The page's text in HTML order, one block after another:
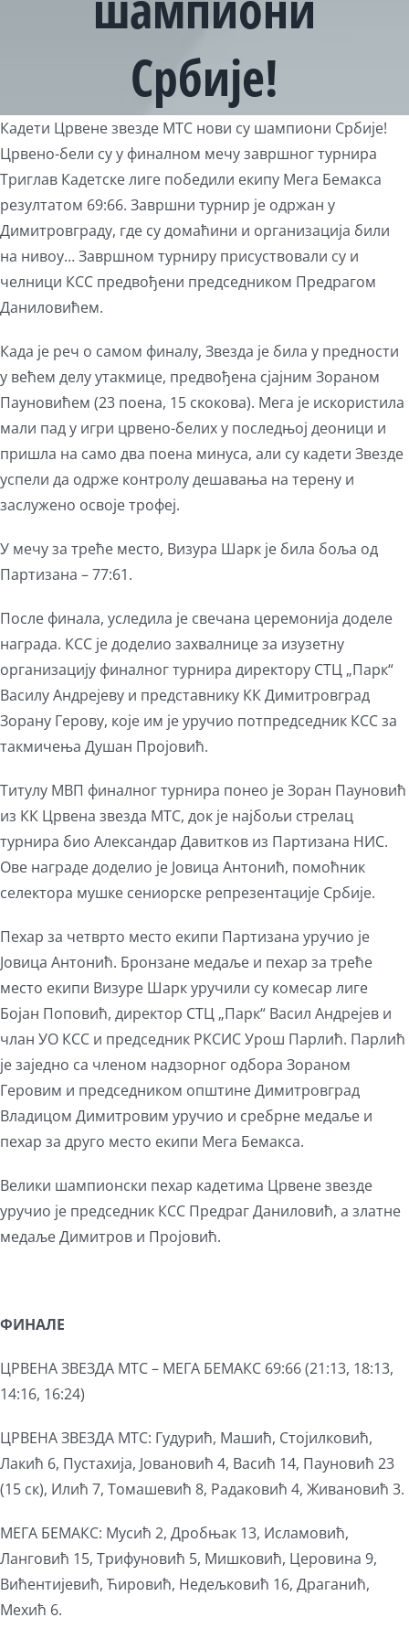
Србије!
View
Larger
Image
Кадети Црвене звезде МТС нови су шампиони Србије!
Црвено-бели су у финалном мечу завршног турнира
Триглав Кадетске лиге победили екипу Мега Бемакса
резултатом 69:66. Завршни турнир је одржан у
Димитровграду, где су домаћини и организација били
на нивоу… Завршном турниру присуствовали су и
челници КСС предвођени председником Предрагом
Даниловићем.
Када је реч о самом финалу, Звезда је била у предности
у већем делу утакмице, предвођена сјајним Зораном
Пауновићем (23 поена, 15 скокова). Мега је искористила
мали пад у игри црвено-белих у последњој деоници и
пришла на само два поена минуса, али су кадети Звезде
успели да одрже контролу дешавања на терену и
заслужено освоје трофеј.
У мечу за треће место, Визура Шарк је била боља од
Партизана – 77:61.
После финала, уследила је свечана церемонија доделе
награда. КСС је доделио захвалнице за изузетну
организацију финалног турнира директору СТЦ „Парк“
Василу Андрејеву и представнику КК Димитровград
Зорану Герову, које им је уручио потпредседник КСС за
такмичења Душан Пројовић.
Ти­ту­лу МВП финалног тур­ни­ра по­нео је Зоран Пауновић
из КК Црвена звезда МТС, док је најбољи стрелац
турнира био Александар Давитков из Партизана НИС.
Ове награде доделио је Јовица Антонић, помоћник
селектора мушке сениорске репрезентације Србије.
Пехар за четврто место екипи Партизана уручио је
Јовица Антонић. Бронзане медаље и пехар за треће
место екипи Визуре Шарк уручили су комесар лиге
Бојан Поповић, директор СТЦ „Парк“ Васил Андрејев и
члан УО КСС и председник РКСИС Урош Парлић. Парлић
је заједно са членом надзорног одбора Зораном
Геровим и председником општине Димитровград
Владицом Димитровим уручио и сребрне медаље и
пехар за друго место екипи Мега Бемакса.
Велики шампионски пехар кадетима Црвене звезде
уручио је председник КСС Предраг Даниловић, а златне
медаље Димитров и Пројовић.
ФИНАЛЕ
ЦРВЕНА ЗВЕЗДА МТС – МЕГА БЕМАКС 69:66 (21:13, 18:13,
14:16, 16:24)
ЦРВЕНА ЗВЕЗДА МТС: Гудурић, Машић, Стојилковић,
Лакић 6, Пустахија, Јовановић 4, Васић 14, Пауновић 23
(15 ск), Илић 7, Томашевић 8, Радаковић 4, Живановић 3.
МЕГА БЕМАКС: Мусић 2, Дробњак 13, Исламовић,
Ланговић 15, Трифуновић 5, Мишковић, Церовина 9,
Вићентијевић, Ћировић, Недељковић 16, Драганић,
Мехић 6.